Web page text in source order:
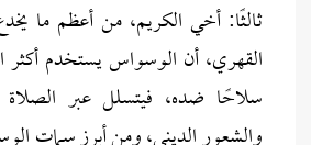
ثالثًا: أخي الكريم، من أعظم ما
القهري، أن الوسواس يستخدم أكثر
سلاحًا ضده، فيتسلل عبر الصلاة